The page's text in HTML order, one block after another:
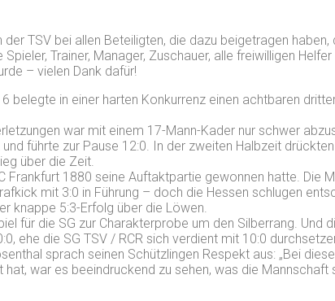
TSV bei allen Beteiligten, die dazu beigetragen haben,
Trainer, Manager, Zuschauer, alle freiwilligen
– vielen Dank dafür!
in einer harten Konkurrenz einen achtbaren
war mit einem 17-Mann-Kader nur schwer
führte zur Pause 12:0. In der zweiten Halbzeit
über die Zeit.
1880 seine Auftaktpartie gewonnen hatte. Die
mit 3:0 in Führung – doch die Hessen schlugen
knappe 5:3-Erfolg über die Löwen.
für die SG zur Charakterprobe um den Silberrang. Und
ehe die SG TSV / RCR sich verdient mit 10:0
sprach seinen Schützlingen Respekt aus: „Bei
war es beeindruckend zu sehen, was die Mannschaft